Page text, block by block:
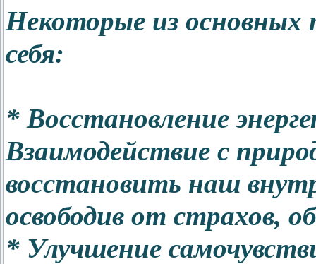
Некоторые из
себя:
* Восстановление
Взаимодействие с
восстановить наш
освободив от страхов,
* Улучшение